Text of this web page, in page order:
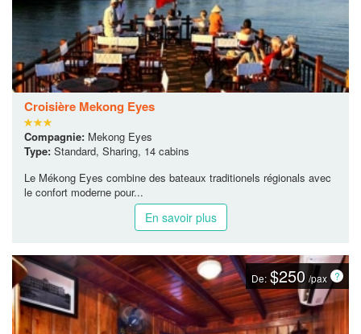
Croisière Mekong Eyes
Compagnie: Mekong Eyes
Type: Standard, Sharing, 14 cabins
Le Mékong Eyes combine des bateaux traditionels régionals avec
le confort moderne pour...
En savoir plus
De: $250 /pax